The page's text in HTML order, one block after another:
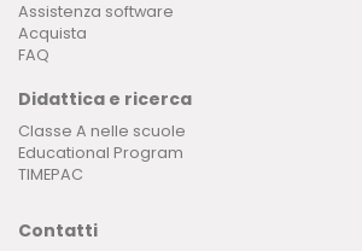
Assistenza software
Acquista
FAQ
Didattica e ricerca
Classe A nelle scuole
Educational Program
TIMEPAC
Contatti